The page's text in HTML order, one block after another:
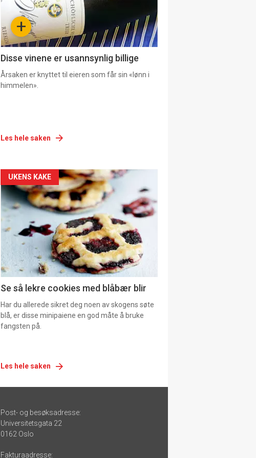
3 +
Disse vinene er usannsynlig billige
Årsaken er knyttet til eieren som får sin «lønn i
himmelen».
Les hele saken
Forsiden
akkurat
nå
6
UKENS KAKE
Se så lekre cookies med blåbær blir
Har du allerede sikret deg noen av skogens søte
blå, er disse minipaiene en god måte å bruke
fangsten på.
Les hele saken
Post- og besøksadresse:
Universitetsgata 22
0162 Oslo
Fakturaadresse: